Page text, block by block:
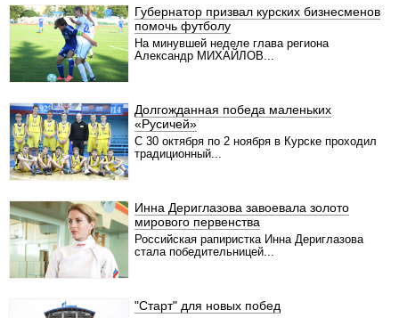
спортивных звезд. За бойцовскими
поединками наблюдали боксеры—
профессионалы Александр Поветкин и Денис
Лебедев, многократная чемпионка мира по
борьбе сумо Олеся Коваленко, чемпионка
лет Роман Зенцов, Олег Утенин и Сергей
Харитонов. Ринг—анонсером бойцовского
вечера стал известный многим по реалити—
шоу «Дом—2» Степан Меньшиков, а в
музыкальной паузе выступал рэпер Лигалайз.
Организатором международного турнира по
Генеральный директор Фонда Александр
Артемов рассказал, что приглашения были
разосланы многим звездам спорта, кино и шоу
—бизнеса, в том числе американском актеру
Дольфу Лундгрену (звезда фильма
хватило присутствия прославленного
курянина Александра Поветкина. Надо
Губернатор призвал курских бизнесменов
помочь футболу
На минувшей неделе глава региона
Александр МИХАЙЛОВ...
Долгожданная победа маленьких
«Русичей»
С 30 октября по 2 ноября в Курске проходил
традиционный...
Инна Дериглазова завоевала золото
мирового первенства
Российская рапиристка Инна Дериглазова
стала победительницей...
"Старт" для новых побед